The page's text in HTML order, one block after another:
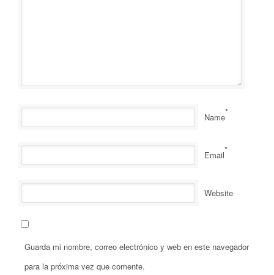
Name*
Email*
Website
Guarda mi nombre, correo electrónico y web en este navegador
para la próxima vez que comente.